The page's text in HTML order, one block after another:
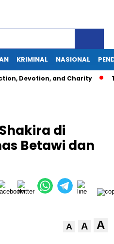
KRIMINAL NASIONAL
and Charity The
di
Betawi dan
A A A